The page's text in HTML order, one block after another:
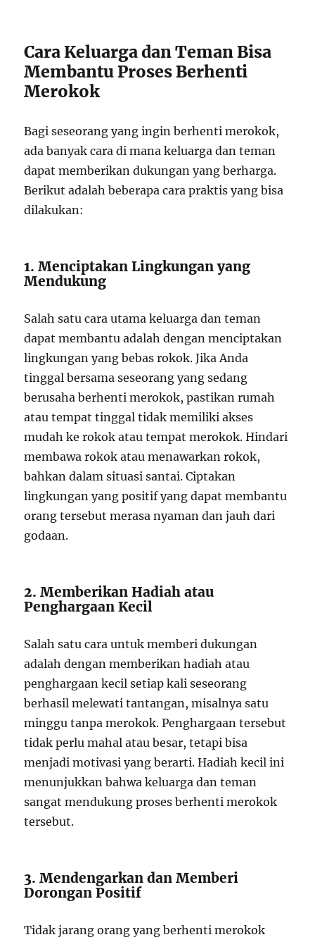
Cara Keluarga dan Teman Bisa
Membantu Proses Berhenti
Merokok
Bagi seseorang yang ingin berhenti merokok,
ada banyak cara di mana keluarga dan teman
dapat memberikan dukungan yang berharga.
Berikut adalah beberapa cara praktis yang bisa
dilakukan:
1. Menciptakan Lingkungan yang
Mendukung
Salah satu cara utama keluarga dan teman
dapat membantu adalah dengan menciptakan
lingkungan yang bebas rokok. Jika Anda
tinggal bersama seseorang yang sedang
berusaha berhenti merokok, pastikan rumah
atau tempat tinggal tidak memiliki akses
mudah ke rokok atau tempat merokok. Hindari
membawa rokok atau menawarkan rokok,
bahkan dalam situasi santai. Ciptakan
lingkungan yang positif yang dapat membantu
orang tersebut merasa nyaman dan jauh dari
godaan.
2. Memberikan Hadiah atau
Penghargaan Kecil
Salah satu cara untuk memberi dukungan
adalah dengan memberikan hadiah atau
penghargaan kecil setiap kali seseorang
berhasil melewati tantangan, misalnya satu
minggu tanpa merokok. Penghargaan tersebut
tidak perlu mahal atau besar, tetapi bisa
menjadi motivasi yang berarti. Hadiah kecil ini
menunjukkan bahwa keluarga dan teman
sangat mendukung proses berhenti merokok
tersebut.
3. Mendengarkan dan Memberi
Dorongan Positif
Tidak jarang orang yang berhenti merokok